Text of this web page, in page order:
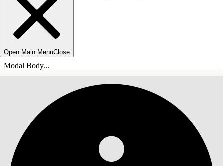
Open Main MenuClose
Modal Body...
ÍNDICE